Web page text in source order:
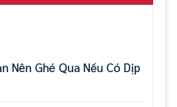
Nên Ghé Qua Nếu Có Dịp